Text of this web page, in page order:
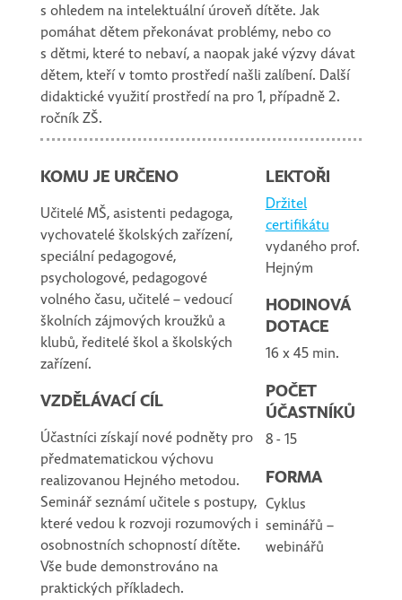
s ohledem na intelektuální úroveň dítěte. Jak
pomáhat dětem překonávat problémy, nebo co
s dětmi, které to nebaví, a naopak jaké výzvy dávat
dětem, kteří v tomto prostředí našli zalíbení. Další
didaktické využití prostředí na pro 1, případně 2.
ročník ZŠ.
KOMU JE URČENO
Učitelé MŠ, asistenti pedagoga,
vychovatelé školských zařízení,
speciální pedagogové,
psychologové, pedagogové
volného času, učitelé – vedoucí
školních zájmových kroužků a
klubů, ředitelé škol a školských
zařízení.
VZDĚLÁVACÍ CÍL
Účastníci získají nové podněty pro
předmatematickou výchovu
realizovanou Hejného metodou.
Seminář seznámí učitele s postupy,
které vedou k rozvoji rozumových i
osobnostních schopností dítěte.
Vše bude demonstrováno na
praktických příkladech.
LEKTOŘI
Držitel
certifikátu
vydaného prof.
Hejným
HODINOVÁ
DOTACE
16 x 45 min.
POČET
ÚČASTNÍKŮ
8 - 15
FORMA
Cyklus
seminářů –
webinářů